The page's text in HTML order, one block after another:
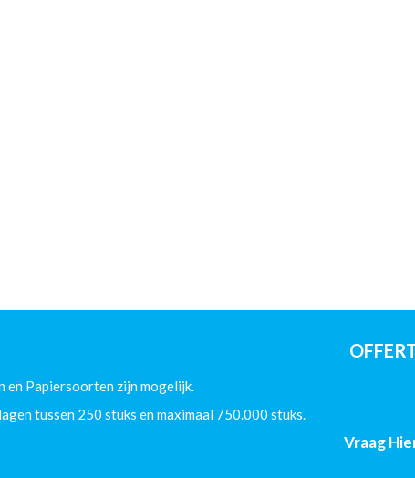
en Papiersoorten zijn mogelijk.
tussen 250 stuks en maximaal 750.000 stuks.
Vraag